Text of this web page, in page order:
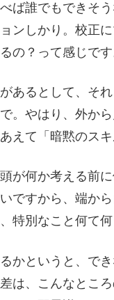
ば誰でもできそ
ンしかり。校正
の？って感じです
あるとして、そ
。やはり、外か
えて「暗黙のスキ
が何か考える前
ですから、端か
特別なこと何て
かというと、で
は、こんなとこ